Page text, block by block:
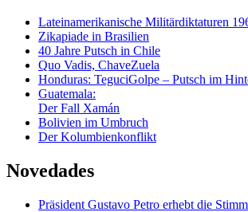
Lateinamerikanische Militärdiktaturen
Zikapiade in Brasilien
40 Jahre Putsch in Chile
Quo Vadis, ChaveZuela
Honduras: TeguciGolpe – Putsch im
Guatemala:
Der Fall Xamán
Bolivien im Umbruch
Der Kolumbienkonflikt
Novedades
Präsident Gustavo Petro erhebt die